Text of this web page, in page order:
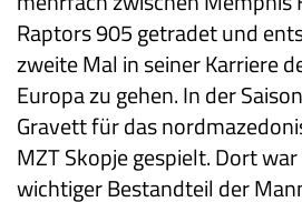
Raptors 905 getradet und
zweite Mal in seiner Karriere
Europa zu gehen. In der
Gravett für das
MZT Skopje gespielt. Dort
wichtiger Bestandteil der